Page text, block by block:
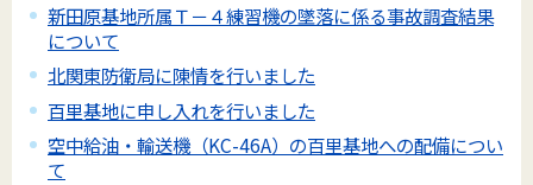
新田原基地所属Ｔ－４練習機の墜落に係る事故調査結果
について
北関東防衛局に陳情を行いました
百里基地に申し入れを行いました
空中給油・輸送機（KC-46A）の百里基地への配備につい
て